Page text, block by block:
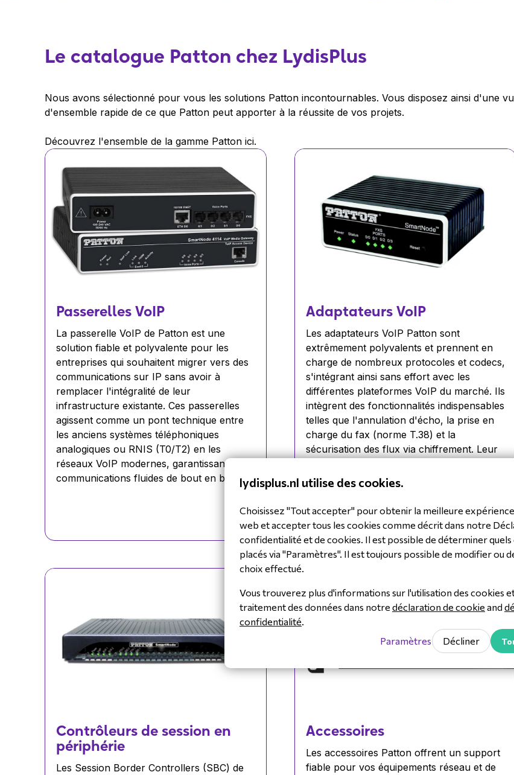
Le catalogue Patton chez LydisPlus
Nous avons sélectionné pour vous les solutions Patton incontournables. Vous disposez ainsi d'une
d'ensemble rapide de ce que Patton peut apporter à la réussite de vos projets.
Découvrez l'ensemble de la gamme Patton ici.
Passerelles VoIP
La passerelle VoIP de Patton est une
solution fiable et polyvalente pour les
entreprises qui souhaitent migrer vers des
communications sur IP sans avoir à
remplacer l'intégralité de leur
infrastructure existante. Ces passerelles
agissent comme un pont technique entre
les anciens systèmes téléphoniques
analogiques ou RNIS (T0/T2) en les
réseaux VoIP modernes, garantissant des
communications fluides de bout en bout.
Contrôleurs de session en
périphérie
Les Session Border Controllers (SBC) de
Adaptateurs VoIP
Les adaptateurs VoIP Patton sont
extrêmement polyvalents et prennent en
charge de nombreux protocoles et codecs,
s'intégrant ainsi sans effort avec les
différentes plateformes VoIP du marché. Ils
intègrent des fonctionnalités indispensables
telles que l'annulation d'écho, la prise en
charge du fax (norme T.38) et la
sécurisation des flux via chiffrement. Leur
élevées en font le choix idéal pour
remplacer les terminaux existants.
Accessoires
Les accessoires Patton offrent un support
fiable pour vos équipements réseau et de
lydisplus.nl utilise des cookies.
Choisissez "Tout accepter" pour obtenir la meilleure
web et accepter tous les cookies comme décrit dans notre
confidentialité et de cookies. Il est possible de déterminer
placés via "Paramètres". Il est toujours possible de modifier ou
choix effectué.
Vous trouverez plus d'informations sur l'utilisation des cookies
traitement des données dans notre déclaration de cookie and
confidentialité.
Paramètres
Décliner